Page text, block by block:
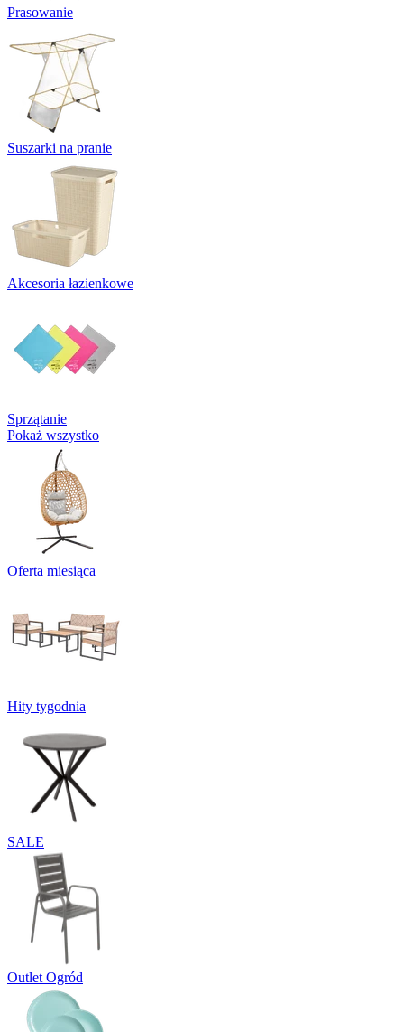
Prasowanie
Suszarki na pranie
Akcesoria łazienkowe
Sprzątanie
Pokaż wszystko
Oferta miesiąca
Hity tygodnia
SALE
Outlet Ogród